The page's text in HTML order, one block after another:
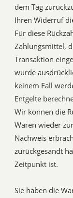
dem Tag
Ihren Widerruf
Für diese
Zahlungsmittel,
Transaktion
wurde
keinem Fall
Entgelte
Wir können die
Waren wieder
Nachweis
zurückgesandt
Zeitpunkt ist.
Sie haben die